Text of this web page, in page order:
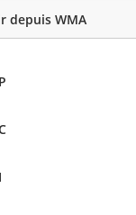
depuis WMA